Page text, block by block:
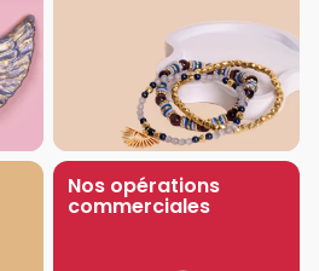
Nos opérations
commerciales